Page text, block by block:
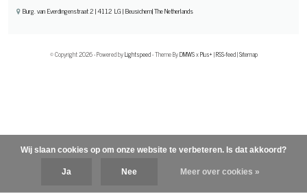
Burg. van Everdingenstraat 2 | 4112 LG | Beusichem| The Netherlands
© Copyright 2026 - Powered byLightspeed- Theme ByDMWSxPlus+|RSS-feed|Sitemap
Wij slaan cookies op om onze website te verbeteren. Is dat akkoord?
Ja Nee Meer over cookies »